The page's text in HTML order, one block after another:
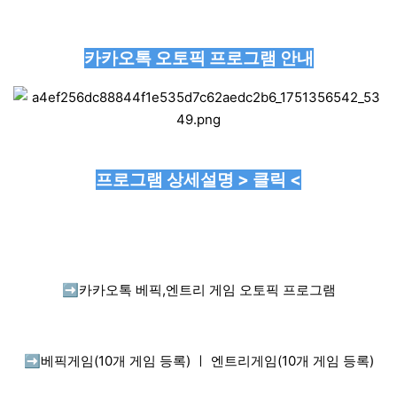
카카오톡 오토픽 프로그램 안내
프로그램 상세설명 > 클릭 <
➡️ 카카오톡 베픽,엔트리 게임 오토픽 프로그램
➡️ 베픽게임(10개 게임 등록) ㅣ 엔트리게임(10개 게임 등록)